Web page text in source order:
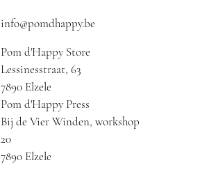
info@pomdhappy.be
Pom d'Happy Store
Lessinesstraat, 63
7890 Elzele
Pom d'Happy Press
Bij de Vier Winden, workshop
20
7890 Elzele